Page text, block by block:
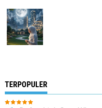
TERPOPULER